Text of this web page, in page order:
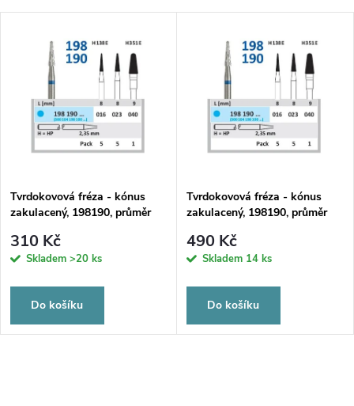
Tvrdokovová fréza - kónus
zakulacený, 198190, průměr
310 Kč
Skladem >20 ks
Do košíku
Tvrdokovová fréza - kónus
zakulacený, 198190, průměr
490 Kč
Skladem 14 ks
Do košíku